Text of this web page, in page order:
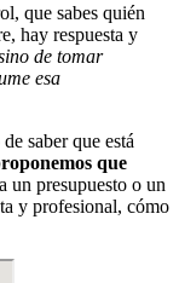
que sabes quién
hay respuesta y
de tomar
esa
saber que está
que
un presupuesto o un
y profesional, cómo